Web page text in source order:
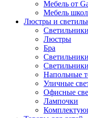
Мебель от
Мебель
Люстры и
Светильники
Люстры
Бра
Напольные
Уличные
Офисные
Лампочки